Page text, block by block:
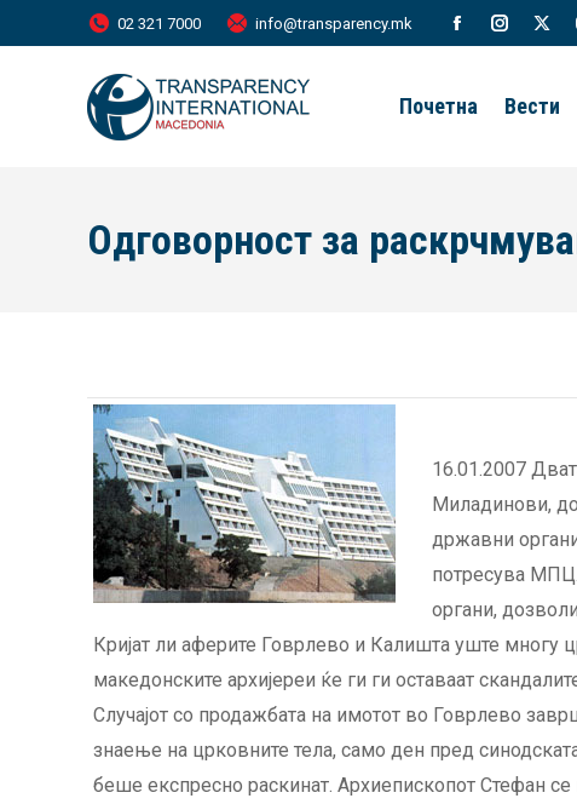
02 321 7000 info@transparency.mk
Facebook
windowwindow
X
Почетна Вести
Одговорност за
16.01.2007
Миладинови,
државни
потресува
органи,
Кријат ли аферите Говрлево и Калишта уште многу
македонските архијереи ќе ги ги оставаат
Случајот со продажбата на имотот во Говрлево
знаење на црковните тела, само ден пред
беше експресно раскинат. Архиепископот Стефан